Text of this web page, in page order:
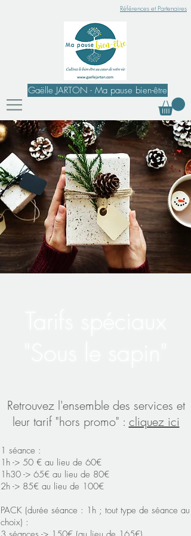
Références et Partenaires
Gaëlle JARTON - Ma pause bien-être
Retrouvez l'ensemble des services et
leur tarif "hors promo" : cliquez ici
1 séance :
1h -> 50 € au lieu de 60€
1h30 -> 65€ au lieu de 80€
2h -> 85€ au lieu de 100€
PACK (durée séance : 1h ; tout type de séance au
choix) :